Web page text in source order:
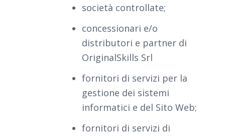
società controllate;
concessionari e/o
distributori e partner di
OriginalSkills Srl
fornitori di servizi per la
gestione dei sistemi
informatici e del Sito Web;
fornitori di servizi di